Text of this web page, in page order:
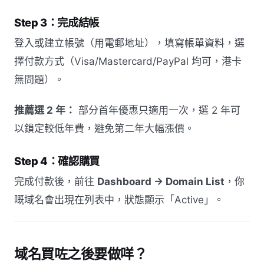
Step 3：完成結帳
登入或建立帳號（用電郵地址），填寫帳單資料，選
擇付款方式（Visa/Mastercard/PayPal 均可，港卡
無問題）。
推薦選 2 年： 部分首年優惠只適用一次，選 2 年可
以鎖定較低年費，避免第二年大幅漲價。
Step 4：確認購買
完成付款後，前往 Dashboard → Domain List ，你
嘅域名會出現在列表中，狀態顯示「Active」。
域名買咗之後要做咩？